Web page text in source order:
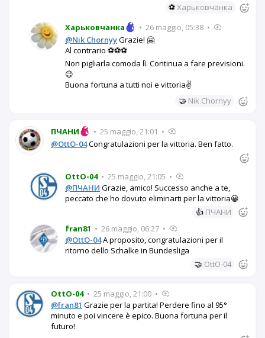
⚽Харьковчанка
Харьковчанка
• 26 maggio, 05:38 •
@Nik ChornyyGrazie! 🤗
Al contrario ⚽⚽⚽
Non pigliarla comoda lì. Continua a fare previsioni.
😉
Buona fortuna a tutti noi e vittoria✌️
🤝 Nik Chornyy
ПЧАНИ • 25 maggio, 21:01 •
@OttO-04Congratulazioni per la vittoria. Ben fatto.
OttO-04 • 25 maggio, 21:05 •
@ПЧАНИ Grazie, amico! Successo anche a te,
peccato che ho dovuto eliminarti per la vittoria😀
👍 ПЧАНИ
fran81 • 26 maggio, 06:27 •
@OttO-04A proposito, congratulazioni per il
ritorno dello Schalke in Bundesliga
🤝 OttO-04
OttO-04 • 25 maggio, 21:00 •
@fran81 Grazie per la partita! Perdere fino al 95°
minuto e poi vincere è epico. Buona fortuna per il
futuro!